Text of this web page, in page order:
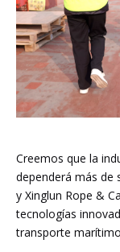
Creemos que la
dependerá más de
y Xinglun Rope &
tecnologías
transporte